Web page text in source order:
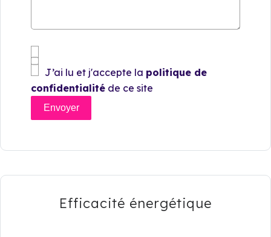
J’ai lu et j'accepte la politique de
confidentialité de ce site
Envoyer
Efficacité énergétique